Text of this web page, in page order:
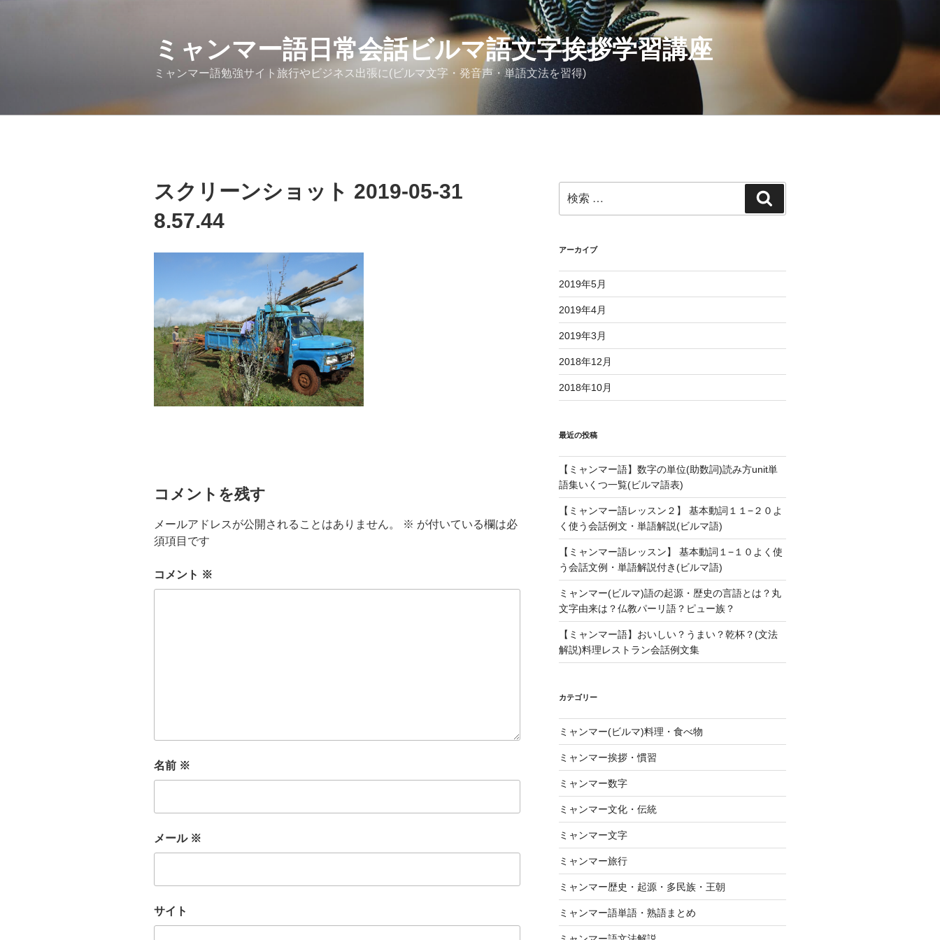
ミャンマー語日常会話ビルマ語文字挨拶学習講座
ミャンマー語勉強サイト旅行やビジネス出張に(ビルマ文字・発音声・単語文法を習得)
スクリーンショット 2019-05-31
8.57.44
コメントを残す
メールアドレスが公開されることはありません。 ※ が付いている欄は必
須項目です
コメント ※
名前 ※
メール ※
サイト
索:
索
アーカイブ
2019年5月
2019年4月
2019年3月
2018年12月
2018年10月
最近の投稿
【ミャンマー語】数字の単位(助数詞)読み方unit単
語集いくつ一覧(ビルマ語表)
【ミャンマー語レッスン２】 基本動詞１１−２０よ
く使う会話例文・単語解説(ビルマ語)
【ミャンマー語レッスン】 基本動詞１−１０よく使
う会話文例・単語解説付き(ビルマ語)
ミャンマー(ビルマ)語の起源・歴史の言語とは？丸
文字由来は？仏教パーリ語？ピュー族？
【ミャンマー語】おいしい？うまい？乾杯？(文法
解説)料理レストラン会話例文集
カテゴリー
ミャンマー(ビルマ)料理・食べ物
ミャンマー挨拶・慣習
ミャンマー数字
ミャンマー文化・伝統
ミャンマー文字
ミャンマー旅行
ミャンマー歴史・起源・多民族・王朝
ミャンマー語単語・熟語まとめ